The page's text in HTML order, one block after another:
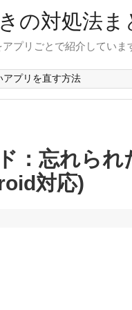
の対処法ま
プリごとで紹介していま
アプリを直す方法
：忘れられ
対応)